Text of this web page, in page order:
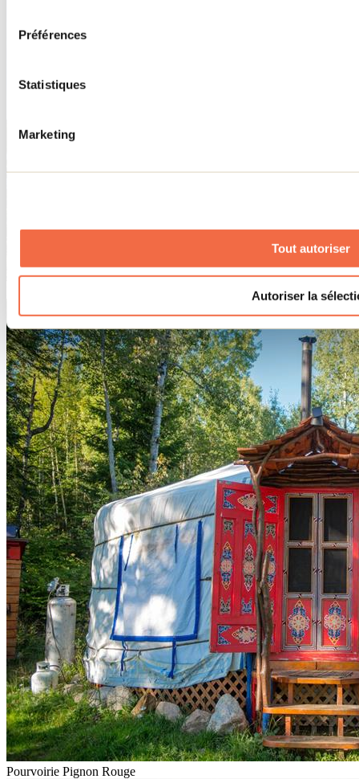
Préférences
Statistiques
Marketing
Tout autoriser
Autoriser la
Pourvoirie Pignon Rouge